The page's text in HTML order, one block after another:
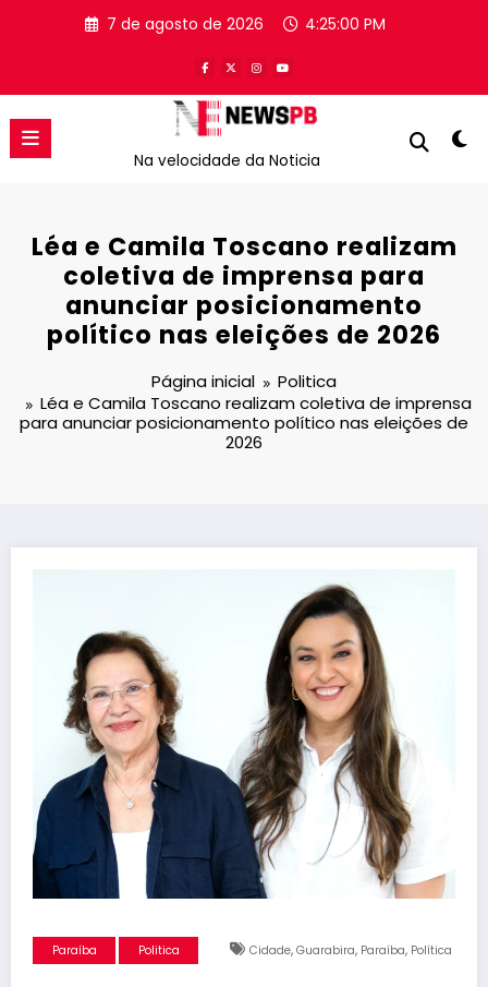
7 de agosto de 2026 4:25:00 PM
Na velocidade da Noticia
Léa e Camila Toscano realizam
coletiva de imprensa para
anunciar posicionamento
político nas eleições de 2026
Página inicial
Politica
Léa e Camila Toscano realizam coletiva de imprensa
para anunciar posicionamento político nas eleições de
2026
Paraíba Politica Cidade, Guarabira, Paraíba, Política